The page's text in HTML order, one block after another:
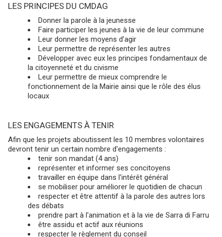
LES PRINCIPES DU CMDAG
Donner la parole à la jeunesse
Faire participer les jeunes à la vie de leur commune
Leur donner les moyens d'agir
Leur permettre de représenter les autres
Développer avec eux les principes fondamentaux de
la citoyenneté et du civisme
Leur permettre de mieux comprendre le
fonctionnement de la Mairie ainsi que le rôle des élus
locaux
LES ENGAGEMENTS À TENIR
Afin que les projets aboutissent les 10 membres volontaires
devront tenir un certain nombre d'engagements :
tenir son mandat (4 ans)
représenter et informer ses concitoyens
travailler en équipe dans l'intérêt général
se mobiliser pour améliorer le quotidien de chacun
respecter et être attentif à la parole des autres lors
des débats
prendre part à l'animation et à la vie de Sarra di Farru
être assidu et actif aux réunions
respecter le règlement du conseil